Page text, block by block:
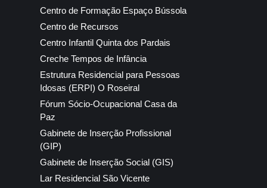
Centro de Formação Espaço Bússola
Centro de Recursos
Centro Infantil Quinta dos Pardais
Creche Tempos de Infância
Estrutura Residencial para Pessoas
Idosas (ERPI) O Roseiral
Fórum Sócio-Ocupacional Casa da
Paz
Gabinete de Inserção Profissional
(GIP)
Gabinete de Inserção Social (GIS)
Lar Residencial São Vicente